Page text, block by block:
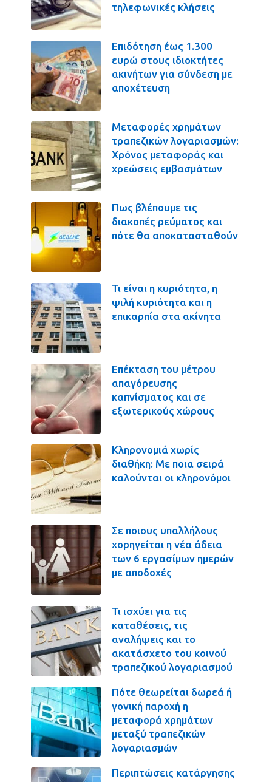
τηλεφωνικές κλήσεις
Επιδότηση έως 1.300
ευρώ στους ιδιοκτήτες
ακινήτων για σύνδεση με
αποχέτευση
Μεταφορές χρημάτων
τραπεζικών λογαριασμών:
Χρόνος μεταφοράς και
χρεώσεις εμβασμάτων
Πως βλέπουμε τις
διακοπές ρεύματος και
πότε θα αποκατασταθούν
Τι είναι η κυριότητα, η
ψιλή κυριότητα και η
επικαρπία στα ακίνητα
Επέκταση του μέτρου
απαγόρευσης
καπνίσματος και σε
εξωτερικούς χώρους
Κληρονομιά χωρίς
διαθήκη: Με ποια σειρά
καλούνται οι κληρονόμοι
Σε ποιους υπαλλήλους
χορηγείται η νέα άδεια
των 6 εργασίμων ημερών
με αποδοχές
Τι ισχύει για τις
καταθέσεις, τις
αναλήψεις και το
ακατάσχετο του κοινού
τραπεζικού λογαριασμού
Πότε θεωρείται δωρεά ή
γονική παροχή η
μεταφορά χρημάτων
μεταξύ τραπεζικών
λογαριασμών
Περιπτώσεις κατάργησης